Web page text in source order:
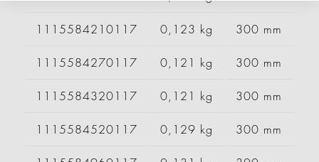
1115584210117 0,123 kg 300 mm
1115584270117 0,121 kg 300 mm
1115584320117 0,121 kg 300 mm
1115584520117 0,129 kg 300 mm